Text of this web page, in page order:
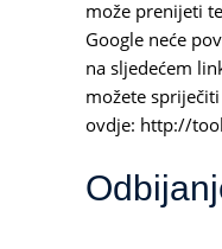
može prenijeti
Google neće
na sljedećem
možete
ovdje: http://